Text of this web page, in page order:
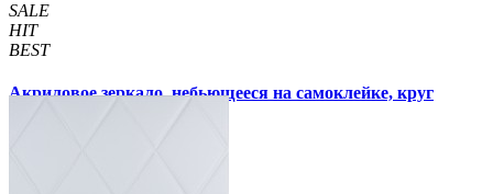
SALE
HIT
BEST
Акриловое зеркало, небьющееся на самоклейке, круг